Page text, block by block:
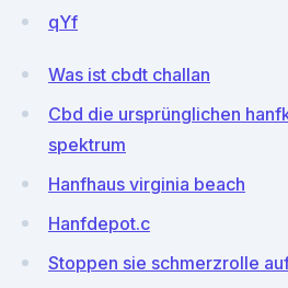
qYf
Was ist cbdt challan
Cbd die ursprünglichen
spektrum
Hanfhaus virginia beach
Hanfdepot.c
Stoppen sie schmerzrolle